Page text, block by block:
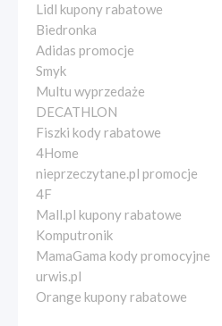
Lidl kupony rabatowe
Biedronka
Adidas promocje
Smyk
Multu wyprzedaże
DECATHLON
Fiszki kody rabatowe
4Home
nieprzeczytane.pl promocje
4F
Mall.pl kupony rabatowe
Komputronik
MamaGama kody promocyjne
urwis.pl
Orange kupony rabatowe